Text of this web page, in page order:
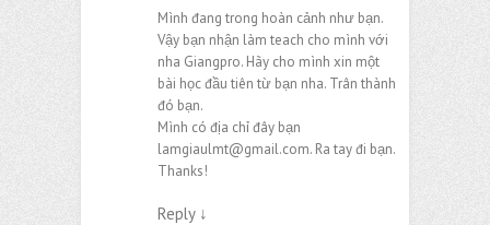
Mình đang trong hoàn cảnh như bạn.
Vậy bạn nhận làm teach cho mình với
nha Giangpro. Hãy cho mình xin một
bài học đầu tiên từ bạn nha. Trân thành
đó bạn.
Mình có địa chỉ đây bạn
lamgiaulmt@gmail.com. Ra tay đi bạn.
Thanks!
Reply ↓